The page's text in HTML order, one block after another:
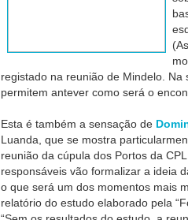
registado na reunião de Mindelo.
permitem antever como será o
Esta é também a sensação de
Luanda, que se mostra
reunião da cúpula dos Portos da
responsáveis vão formalizar a ideia
o que será um dos momentos mais
relatório do estudo elaborado pela